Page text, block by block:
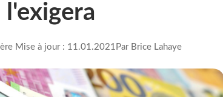
l'exigera
Mise à jour : 11.01.2021Par Brice Lahaye